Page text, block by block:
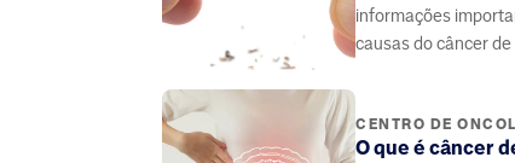
informações
causas do câncer
CENTRO DE
O que é câncer